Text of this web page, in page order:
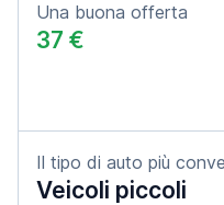
Una buona offerta
37 €
Il tipo di auto più
Veicoli piccoli